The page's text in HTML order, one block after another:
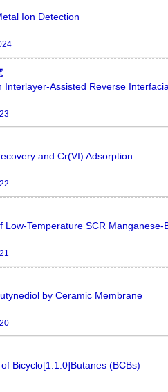
Ion Detection
Assisted Reverse
and Cr(VI) Adsorption
Low-Temperature SCR Manganese-
by Ceramic Membrane
Bicyclo[1.1.0]Butanes (BCBs)